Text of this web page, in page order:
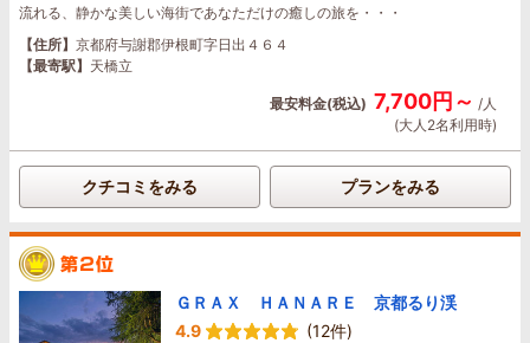
流れる、静かな美しい海街であなただけの癒しの旅を・・・
【住所】 京都府与謝郡伊根町字日出４６４
【最寄駅】 天橋立
最安料金(税込) 7,700円～ /人
(大人2名利用時)
クチコミをみる プランをみる
ＧＲＡＸ ＨＡＮＡＲＥ 京都るり渓
4.9
(12件)